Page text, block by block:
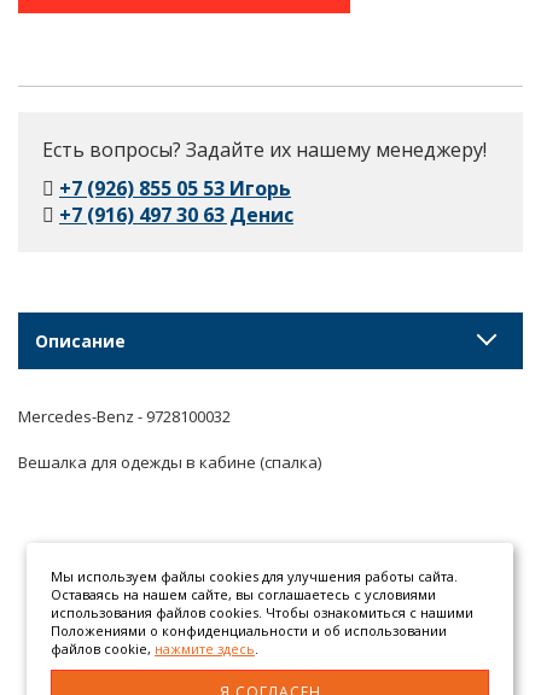
Есть вопросы? Задайте их нашему менеджеру!
+7 (926) 855 05 53 Игорь
+7 (916) 497 30 63 Денис
Описание
Mercedes-Benz - 9728100032
Вешалка для одежды в кабине (спалка)
Мы используем файлы cookies для улучшения работы сайта.
Оставаясь на нашем сайте, вы соглашаетесь с условиями
использования файлов cookies. Чтобы ознакомиться с нашими
Положениями о конфиденциальности и об использовании
файлов cookie, нажмите здесь.